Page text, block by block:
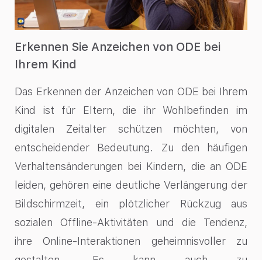
Erkennen Sie Anzeichen von ODE bei
Ihrem Kind
Das Erkennen der Anzeichen von ODE bei Ihrem
Kind ist für Eltern, die ihr Wohlbefinden im
digitalen Zeitalter schützen möchten, von
entscheidender Bedeutung. Zu den häufigen
Verhaltensänderungen bei Kindern, die an ODE
leiden, gehören eine deutliche Verlängerung der
Bildschirmzeit, ein plötzlicher Rückzug aus
sozialen Offline-Aktivitäten und die Tendenz,
ihre Online-Interaktionen geheimnisvoller zu